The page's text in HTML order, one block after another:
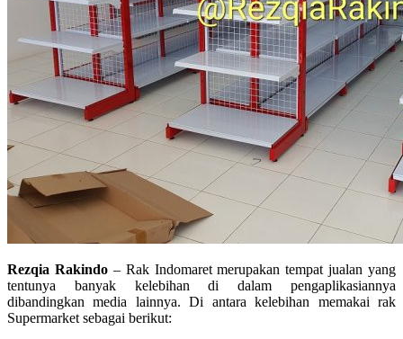
Rezqia Rakindo– Rak Indomaret merupakan tempat jualan yang
tentunya banyak kelebihan di dalam pengaplikasiannya
dibandingkan media lainnya. Di antara kelebihan memakai rak
Supermarket sebagai berikut: